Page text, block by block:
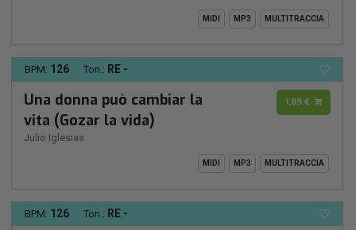
MIDI MP3 MULTITRACCIA
BPM: 126 Ton.: RE -
Una donna può cambiar la
vita (Gozar la vida)
Julio Iglesias
1,89 €
MIDI MP3 MULTITRACCIA
BPM: 126 Ton.: RE -